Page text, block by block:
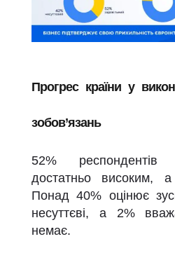
Прогрес країни у
зобов’язань
52%
достатньо високим,
Понад 40% оцінює
несуттєві, а 2%
немає.